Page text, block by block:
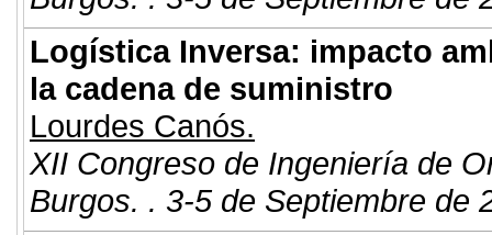
Logística Inversa: impacto
la cadena de suministro
Lourdes Canós.
XII Congreso de Ingeniería de
Burgos. . 3-5 de Septiembre de